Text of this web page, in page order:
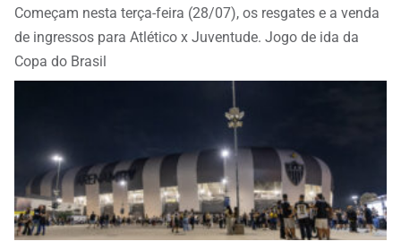
Começam nesta terça-feira (28/07), os resgates e a venda
de ingressos para Atlético x Juventude. Jogo de ida da
Copa do Brasil